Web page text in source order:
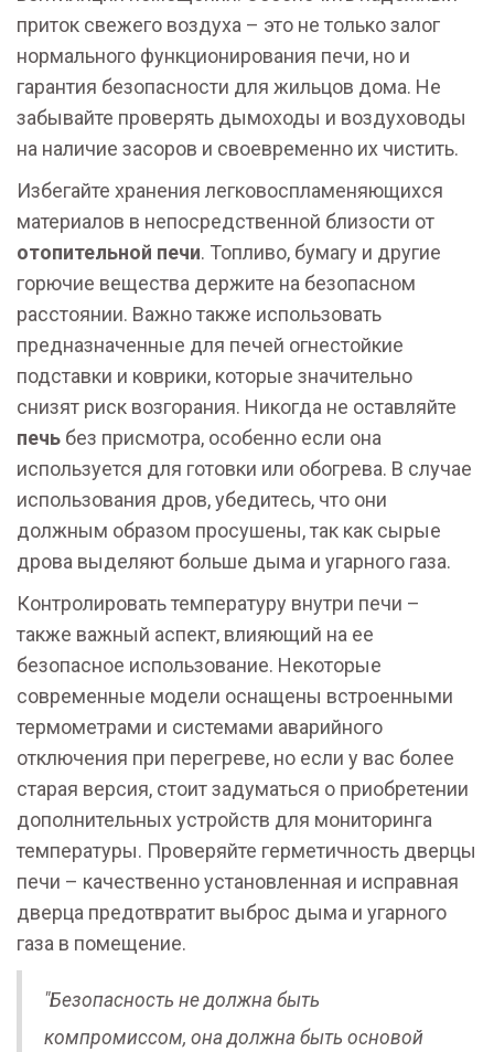
приток свежего воздуха – это не только залог
нормального функционирования печи, но и
гарантия безопасности для жильцов дома. Не
забывайте проверять дымоходы и воздуховоды
на наличие засоров и своевременно их чистить.
Избегайте хранения легковоспламеняющихся
материалов в непосредственной близости от
отопительной печи. Топливо, бумагу и другие
горючие вещества держите на безопасном
расстоянии. Важно также использовать
предназначенные для печей огнестойкие
подставки и коврики, которые значительно
снизят риск возгорания. Никогда не оставляйте
печь без присмотра, особенно если она
используется для готовки или обогрева. В случае
использования дров, убедитесь, что они
должным образом просушены, так как сырые
дрова выделяют больше дыма и угарного газа.
Контролировать температуру внутри печи –
также важный аспект, влияющий на ее
безопасное использование. Некоторые
современные модели оснащены встроенными
термометрами и системами аварийного
отключения при перегреве, но если у вас более
старая версия, стоит задуматься о приобретении
дополнительных устройств для мониторинга
температуры. Проверяйте герметичность дверцы
печи – качественно установленная и исправная
дверца предотвратит выброс дыма и угарного
газа в помещение.
"Безопасность не должна быть
компромиссом, она должна быть основой